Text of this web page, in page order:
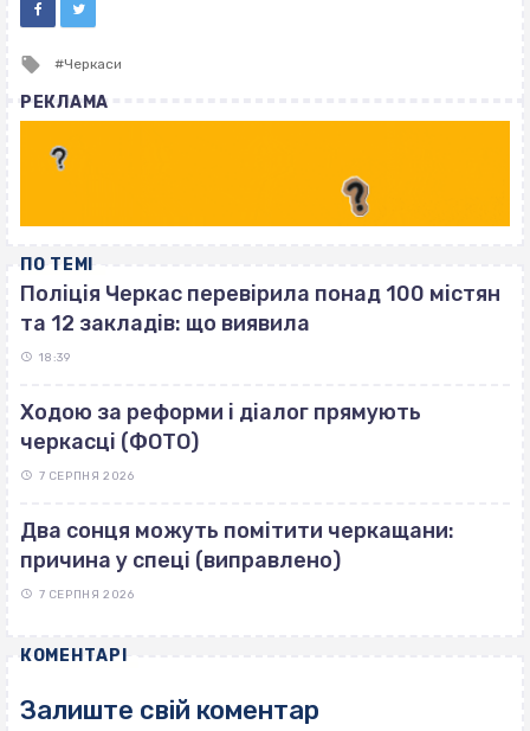
Tagged
Черкаси
РЕКЛАМА
ПО ТЕМІ
Поліція Черкас перевірила понад 100 містян
та 12 закладів: що виявила
18:39
Ходою за реформи і діалог прямують
черкасці (ФОТО)
7 СЕРПНЯ 2026
Два сонця можуть помітити черкащани:
причина у спеці (виправлено)
7 СЕРПНЯ 2026
КОМЕНТАРІ
Залиште свій коментар